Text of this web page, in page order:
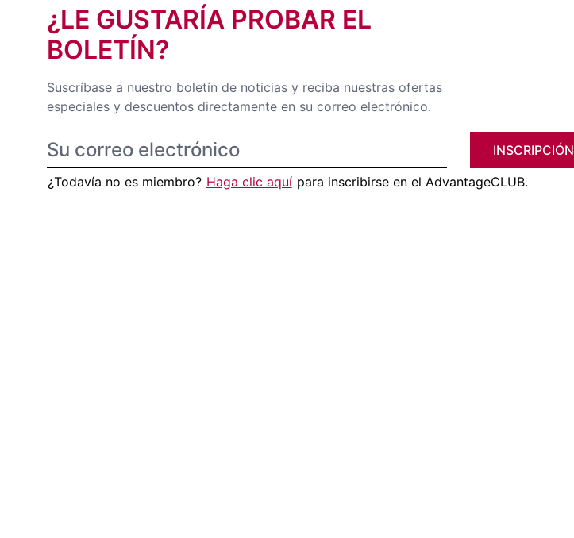
¿LE GUSTARÍA PROBAR EL
BOLETÍN?
Suscríbase a nuestro boletín de noticias y reciba nuestras ofertas
especiales y descuentos directamente en su correo electrónico.
INSCRIPCIÓN
¿Todavía no es miembro? Haga clic aquí para inscribirse en el AdvantageCLUB.